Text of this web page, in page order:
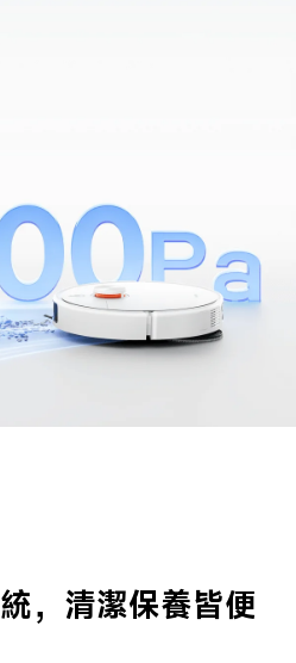
，清潔保養皆便